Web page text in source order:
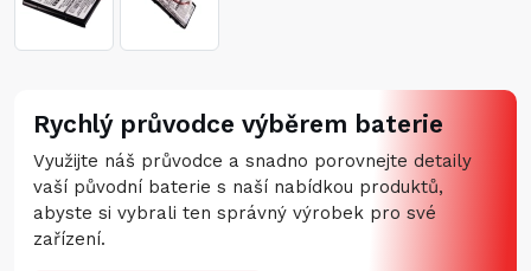
Rychlý průvodce výběrem baterie
Využijte náš průvodce a snadno porovnejte detaily
vaší původní baterie s naší nabídkou produktů,
abyste si vybrali ten správný výrobek pro své
zařízení.